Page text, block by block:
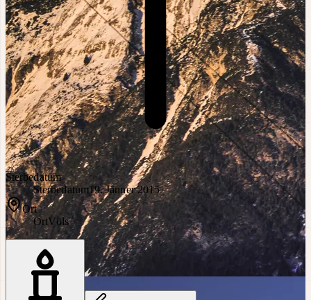
Sterbedatum
Sterbedatum19. Jänner 2015
Ort
OrtVöls